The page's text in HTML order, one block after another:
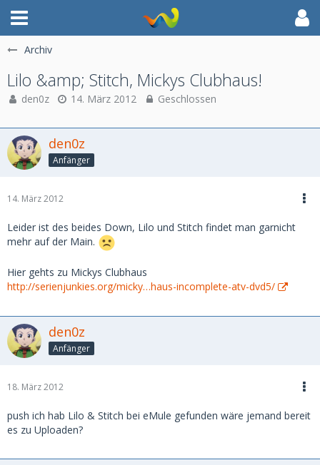
Archiv
Lilo &amp; Stitch, Mickys Clubhaus!
den0z 14. März 2012 Geschlossen
den0z
Anfänger
14. März 2012
Leider ist des beides Down, Lilo und Stitch findet man garnicht
mehr auf der Main.
Hier gehts zu Mickys Clubhaus
http://serienjunkies.org/micky…haus-incomplete-atv-dvd5/
den0z
Anfänger
18. März 2012
push ich hab Lilo & Stitch bei eMule gefunden wäre jemand bereit
es zu Uploaden?